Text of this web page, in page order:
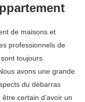
de maisons et
professionnels de
toujours
avons une grande
du débarras
certain d’avoir un